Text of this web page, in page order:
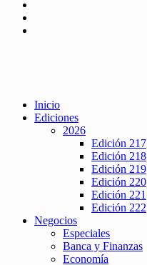
Inicio
Ediciones
2026
Edición 217
Edición 218
Edición 219
Edición 220
Edición 221
Edición 222
Negocios
Especiales
Banca y Finanzas
Economía